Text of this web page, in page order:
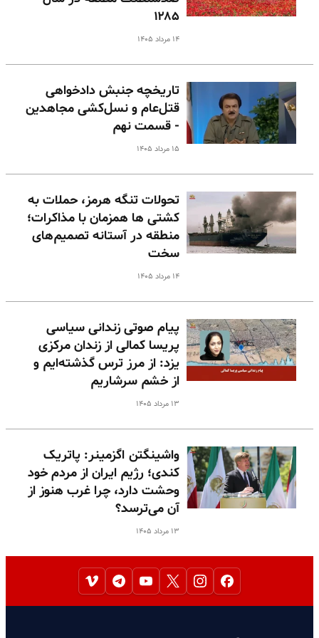
۱۲۸۵
۱۴ مرداد ۱۴۰۵
تاریخچه جنبش دادخواهی
قتل‌عام و نسل‌کشی مجاهدین
- قسمت نهم
۱۵ مرداد ۱۴۰۵
تحولات تنگه هرمز، حملات به
کشتی ها همزمان با مذاکرات؛
منطقه در آستانه تصمیم‌های
سخت
۱۴ مرداد ۱۴۰۵
پیام صوتی زندانی سیاسی
پریسا کمالی از زندان مرکزی
یزد: از مرز ترس گذشته‌ایم و
از خشم سرشاریم
۱۳ مرداد ۱۴۰۵
واشینگتن اگزمینر: پاتریک
کندی؛ رژیم ایران از مردم خود
وحشت دارد، چرا غرب هنوز از
آن می‌ترسد؟
۱۳ مرداد ۱۴۰۵